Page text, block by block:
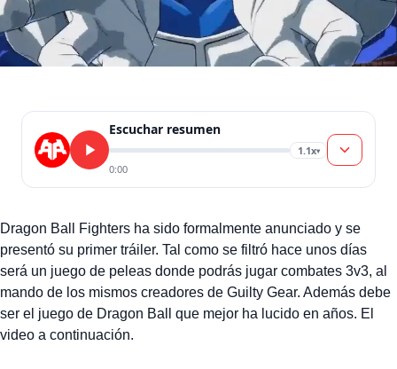
Escuchar resumen
1.1x▾
0:00
Dragon Ball Fighters ha sido formalmente anunciado y se
presentó su primer tráiler. Tal como se filtró hace unos días
será un juego de peleas donde podrás jugar combates 3v3, al
mando de los mismos creadores de Guilty Gear. Además debe
ser el juego de Dragon Ball que mejor ha lucido en años. El
video a continuación.